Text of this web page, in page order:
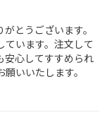
とうございます。
ています。注文して
安心してすすめられ
いいたします。